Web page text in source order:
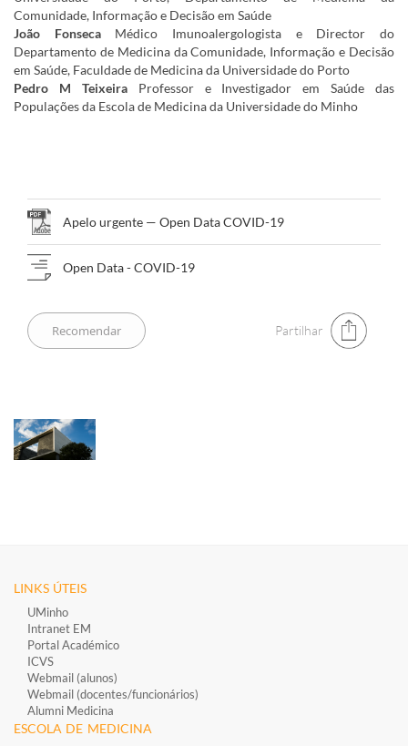
Comunidade, Informação e Decisão em Saúde
João FonsecaMédico Imunoalergologista e Director do
Departamento de Medicina da Comunidade, Informação e Decisão
em Saúde, Faculdade de Medicina da Universidade do Porto
Pedro M TeixeiraProfessor e Investigador em Saúde das
Populações da Escola de Medicina da Universidade do Minho
​​​​​​​​ Apelo urgente — Open Data COVID-19
​​​​​​​​ Open Data - COVID-19
Partilhar
LINKS ÚTEIS
UMinho
Intranet EM
Portal Académico
ICVS
Webmail (alunos)
Webmail (docentes/funcionários)
Alumni Medicina
ESCOLA DE MEDICINA